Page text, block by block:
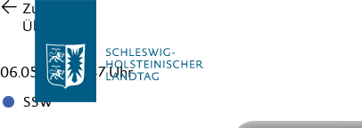
Zur
Übersicht
06.05.26 , 16:47 Uhr
SSW